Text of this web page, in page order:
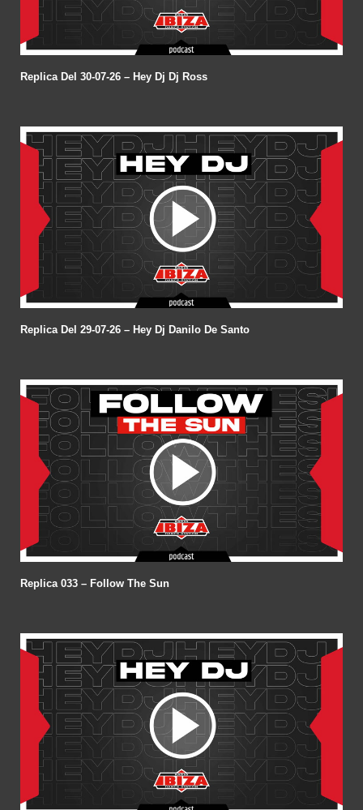
Replica Del 30-07-26 – Hey Dj Dj Ross
Replica Del 29-07-26 – Hey Dj Danilo De Santo
Replica 033 – Follow The Sun